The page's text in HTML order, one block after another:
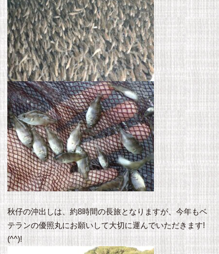
秋仔の沖出しは、約8時間の長旅となりますが、今年もベ
テランの優照丸にお願いして大切に運んでいただきます!
(^^)!